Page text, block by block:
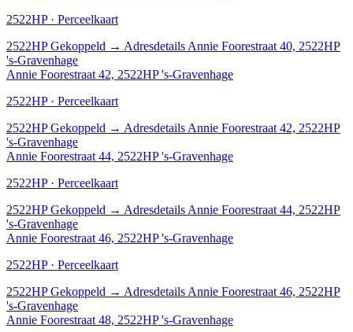
2522HP · Perceelkaart
2522HP Gekoppeld → Adresdetails Annie Foorestraat 40, 2522HP
's-Gravenhage
Annie Foorestraat 42, 2522HP 's-Gravenhage
2522HP · Perceelkaart
2522HP Gekoppeld → Adresdetails Annie Foorestraat 42, 2522HP
's-Gravenhage
Annie Foorestraat 44, 2522HP 's-Gravenhage
2522HP · Perceelkaart
2522HP Gekoppeld → Adresdetails Annie Foorestraat 44, 2522HP
's-Gravenhage
Annie Foorestraat 46, 2522HP 's-Gravenhage
2522HP · Perceelkaart
2522HP Gekoppeld → Adresdetails Annie Foorestraat 46, 2522HP
's-Gravenhage
Annie Foorestraat 48, 2522HP 's-Gravenhage